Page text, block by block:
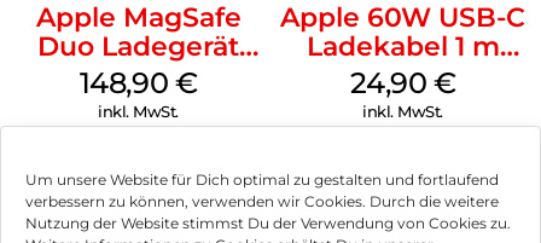
Um unsere Website für Dich optimal zu gestalten und fortlaufend
verbessern zu können, verwenden wir Cookies. Durch die weitere
Nutzung der Website stimmst Du der Verwendung von Cookies zu.
Apple MagSafe
Duo Ladegerät
Weiß
148,90 €
inkl. MwSt.
Apple 60W USB-C
Ladekabel 1 m
Weiß
24,90 €
inkl. MwSt.